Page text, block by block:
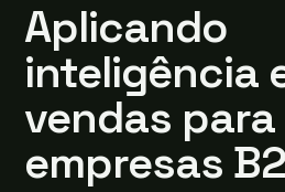
Aplicando
inteligência
vendas para
empresas